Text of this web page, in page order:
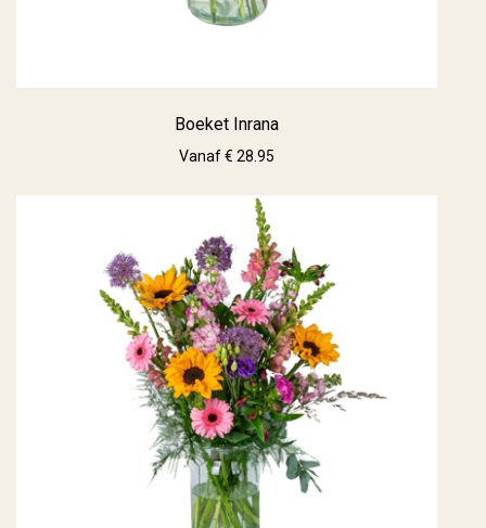
Boeket Inrana
Vanaf € 28.95